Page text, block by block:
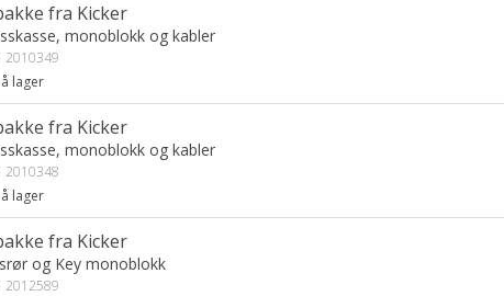
fra Kicker
monoblokk og kabler
2010349
lager
fra Kicker
monoblokk og kabler
2010348
lager
fra Kicker
og Key monoblokk
2012589